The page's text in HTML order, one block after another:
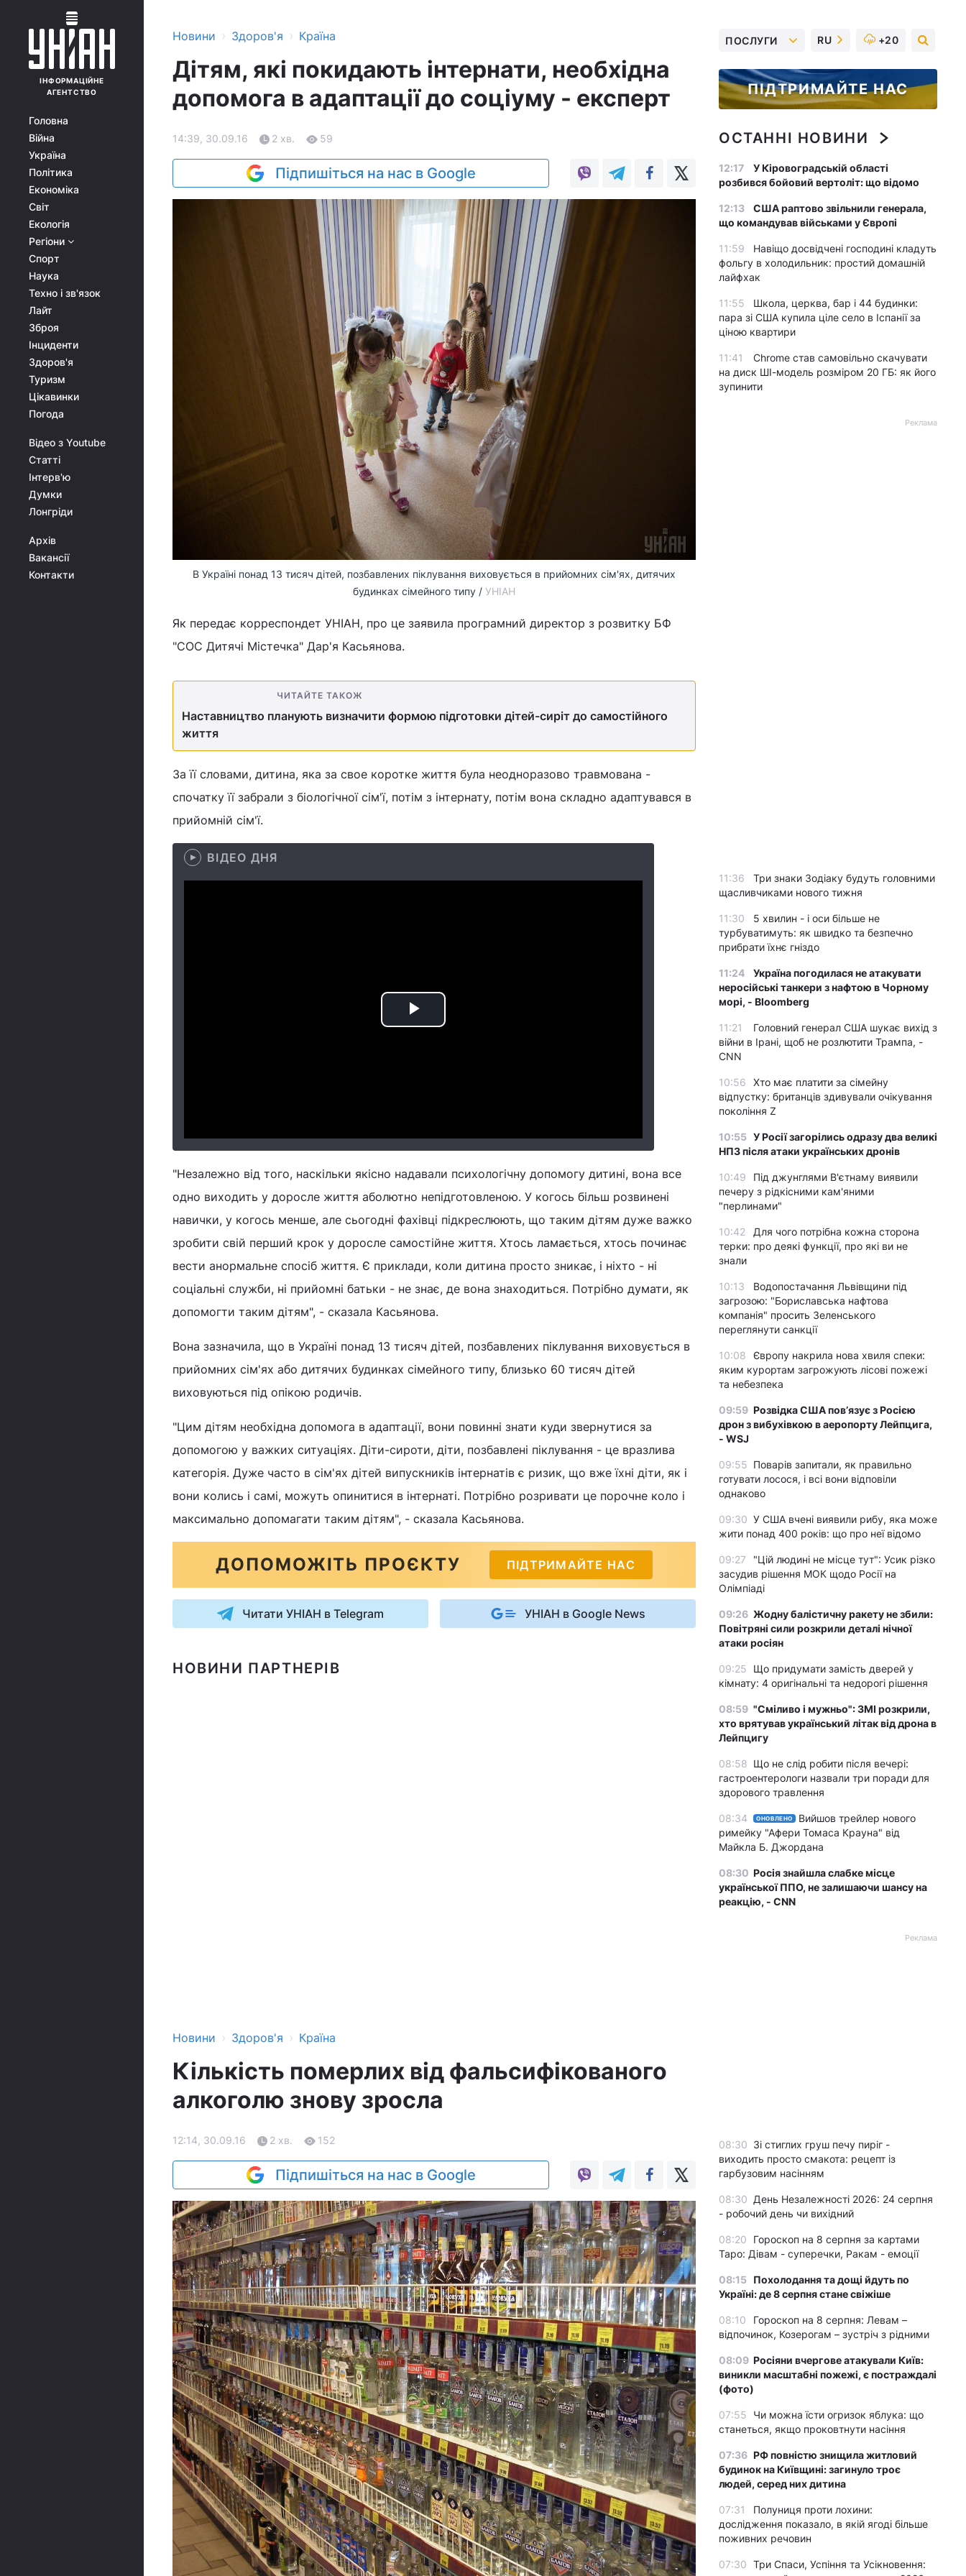
ІНФОРМАЦІЙНЕ
АГЕНТСТВО
Головна
Війна
Україна
Політика
Економіка
Світ
Екологія
Регіони
Спорт
Наука
Техно і зв'язок
Лайт
Зброя
Інциденти
Здоров'я
Туризм
Цікавинки
Погода
Відео з Youtube
Статті
Інтерв'ю
Думки
Лонгріди
Архів
Вакансії
Контакти
Новини › Здоров'я › Країна
Дітям, які покидають інтернати, необхідна
допомога в адаптації до соціуму - експерт
14:39, 30.09.16 2 хв. 59
Підпишіться на нас в Google
В Україні понад 13 тисяч дітей, позбавлених піклування виховується в прийомних сім'ях, дитячих
будинках сімейного типу / УНІАН
Як передає корреспондет УНІАН, про це заявила програмний директор з розвитку БФ
"СОС Дитячі Містечка" Дар'я Касьянова.
ЧИТАЙТЕ ТАКОЖ
Наставництво планують визначити формою підготовки дітей-сиріт до самостійного
життя
За її словами, дитина, яка за свое коротке життя була неодноразово травмована -
спочатку її забрали з біологічної сім'ї, потім з інтернату, потім вона складно адаптувався в
прийомній сім'ї.
ВІДЕО ДНЯ
Play
"Незалежно від того, наскільки якісно надавали психологічну допомогу дитині, вона все
одно виходить у доросле життя аболютно непідготовленою. У когось більш розвинені
навички, у когось менше, але сьогодні фахівці підкреслюють, що таким дітям дуже важко
зробити свій перший крок у доросле самостійне життя. Хтось ламається, хтось починає
вести анормальне спосіб життя. Є приклади, коли дитина просто зникає, і ніхто - ні
соціальні служби, ні прийомні батьки - не знає, де вона знаходиться. Потрібно думати, як
допомогти таким дітям", - сказала Касьянова.
Вона зазначила, що в Україні понад 13 тисяч дітей, позбавлених піклування виховується в
прийомних сім'ях або дитячих будинках сімейного типу, близько 60 тисяч дітей
виховуються під опікою родичів.
"Цим дітям необхідна допомога в адаптації, вони повинні знати куди звернутися за
допомогою у важких ситуаціях. Діти-сироти, діти, позбавлені піклування - це вразлива
категорія. Дуже часто в сім'ях дітей випускників інтернатів є ризик, що вже їхні діти, як і
вони колись і самі, можуть опинитися в інтернаті. Потрібно розривати це порочне коло і
максимально допомагати таким дітям", - сказала Касьянова.
ДОПОМОЖІТЬ ПРОЄКТУ ПІДТРИМАЙТЕ НАС
Читати УНІАН в Telegram УНІАН в Google News
НОВИНИ ПАРТНЕРІВ
Новини › Здоров'я › Країна
Кількість померлих від фальсифікованого
алкоголю знову зросла
12:14, 30.09.16 2 хв. 152
Підпишіться на нас в Google
ПОСЛУГИ RU +20
ПІДТРИМАЙТЕ НАС
ОСТАННІ НОВИНИ
12:17
У Кіровоградській області
розбився бойовий вертоліт: що відомо
12:13
США раптово звільнили генерала,
що командував військами у Європі
11:59
Навіщо досвідчені господині кладуть
фольгу в холодильник: простий домашній
лайфхак
11:55
Школа, церква, бар і 44 будинки:
пара зі США купила ціле село в Іспанії за
ціною квартири
11:41
Chrome став самовільно скачувати
на диск ШІ-модель розміром 20 ГБ: як його
зупинити
Реклама
11:36
Три знаки Зодіаку будуть головними
щасливчиками нового тижня
11:30
5 хвилин - і оси більше не
турбуватимуть: як швидко та безпечно
прибрати їхнє гніздо
11:24
Україна погодилася не атакувати
неросійські танкери з нафтою в Чорному
морі, - Bloomberg
11:21
Головний генерал США шукає вихід з
війни в Ірані, щоб не розлютити Трампа, -
CNN
10:56
Хто має платити за сімейну
відпустку: британців здивували очікування
покоління Z
10:55 У Росії загорілись одразу два великі
НПЗ після атаки українських дронів
10:49
Під джунглями В'єтнаму виявили
печеру з рідкісними кам'яними
"перлинами"
10:42
Для чого потрібна кожна сторона
терки: про деякі функції, про які ви не
знали
10:13
Водопостачання Львівщини під
загрозою: "Бориславська нафтова
компанія" просить Зеленського
переглянути санкції
10:08
Європу накрила нова хвиля спеки:
яким курортам загрожують лісові пожежі
та небезпека
09:59 Розвідка США пов’язує з Росією
дрон з вибухівкою в аеропорту Лейпцига,
- WSJ
09:55 Поварів запитали, як правильно
готувати лосося, і всі вони відповіли
однаково
09:30 У США вчені виявили рибу, яка може
жити понад 400 років: що про неї відомо
09:27
"Цій людині не місце тут": Усик різко
засудив рішення МОК щодо Росії на
Олімпіаді
09:26 Жодну балістичну ракету не збили:
Повітряні сили розкрили деталі нічної
атаки росіян
09:25
Що придумати замість дверей у
кімнату: 4 оригінальні та недорогі рішення
08:59 "Сміливо і мужньо": ЗМІ розкрили,
хто врятував український літак від дрона в
Лейпцигу
08:58 Що не слід робити після вечері:
гастроентерологи назвали три поради для
здорового травлення
08:34 ОНОВЛЕНО
Вийшов трейлер нового
римейку "Афери Томаса Крауна" від
Майкла Б. Джордана
08:30 Росія знайшла слабке місце
української ППО, не залишаючи шансу на
реакцію, - CNN
Реклама
08:30 Зі стиглих груш печу пиріг -
виходить просто смакота: рецепт із
гарбузовим насінням
08:30 День Незалежності 2026: 24 серпня
- робочий день чи вихідний
08:20
Гороскоп на 8 серпня за картами
Таро: Дівам - суперечки, Ракам - емоції
08:15 Похолодання та дощі йдуть по
Україні: де 8 серпня стане свіжіше
08:10
Гороскоп на 8 серпня: Левам –
відпочинок, Козерогам – зустріч з рідними
08:09 Росіяни вчергове атакували Київ:
виникли масштабні пожежі, є постраждалі
(фото)
07:55
Чи можна їсти огризок яблука: що
станеться, якщо проковтнути насіння
07:36 РФ повністю знищила житловий
будинок на Київщині: загинуло троє
людей, серед них дитина
07:31
Полуниця проти лохини:
дослідження показало, в якій ягоді більше
поживних речовин
07:30 Три Спаси, Успіння та Усікновення: